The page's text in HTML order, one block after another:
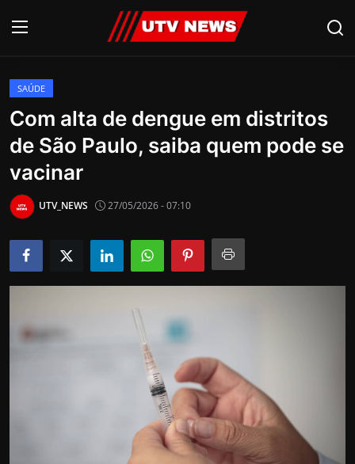
AO VIVO
PIRACICABA
CAMPINAS
LIMEIRA
ESPIRITO SANTO
Cultura
SAÚDE
Com alta de dengue em distritos
de São Paulo, saiba quem pode se
vacinar
UTV_NEWS 27/05/2026 - 07:10